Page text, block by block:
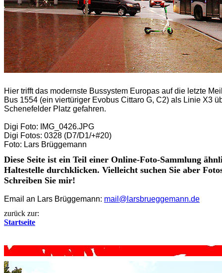
Hier trifft das modernste Bussystem Europas auf die letzte
Bus 1554 (ein viertüriger Evobus Cittaro G, C2) als Linie X3
Schenefelder Platz gefahren.
Digi Foto: IMG_0426.JPG
Digi Fotos: 0328 (D7/D1/+#20)
Foto: Lars Brüggemann
Diese Seite ist ein Teil einer Online-Foto-Sammlung
Haltestelle durchklicken. Vielleicht suchen Sie aber
Schreiben Sie mir!
Email an Lars Brüggemann: mail@larsbrueggemann.de
zurück zur:
Startseite